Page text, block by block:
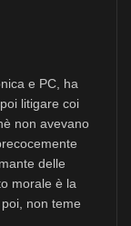
e PC, ha
litigare coi
non avevano
delle
morale è la
non teme